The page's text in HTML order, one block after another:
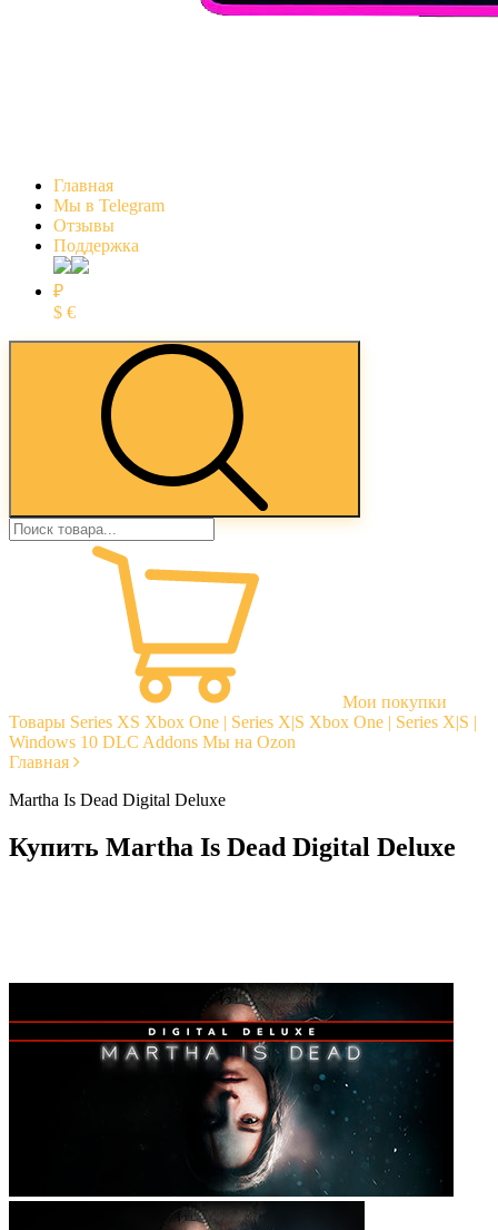
Главная
Мы в Telegram
Отзывы
Поддержка
₽
$ €
Мои покупки
Товары Series XS Xbox One | Series X|S Xbox One | Series X|S |
Windows 10 DLC Addons Мы на Ozon
Главная
Martha Is Dead Digital Deluxe
Купить Martha Is Dead Digital Deluxe